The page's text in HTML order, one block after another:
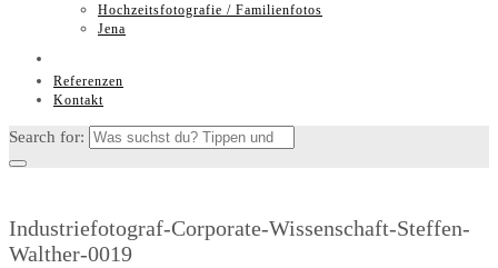
Hochzeitsfotografie / Familienfotos
Jena
Referenzen
Kontakt
Search for:
Industriefotograf-Corporate-Wissenschaft-Steffen-
Walther-0019